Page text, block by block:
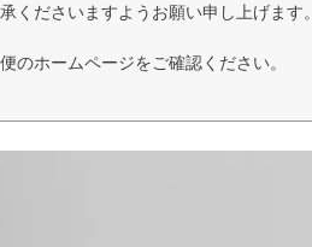
くださいますようお願い申し上げます。
のホームページをご確認ください。